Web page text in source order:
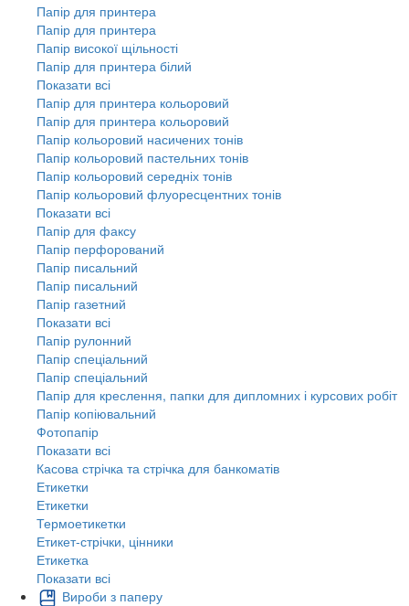
Папір для принтера
Папір для принтера
Папір високої щільності
Папір для принтера білий
Показати всі
Папір для принтера кольоровий
Папір для принтера кольоровий
Папір кольоровий насичених тонів
Папір кольоровий пастельних тонів
Папір кольоровий середніх тонів
Папір кольоровий флуоресцентних тонів
Показати всі
Папір для факсу
Папір перфорований
Папір писальний
Папір писальний
Папір газетний
Показати всі
Папір рулонний
Папір спеціальний
Папір спеціальний
Папір для креслення, папки для дипломних і курсових робіт
Папір копіювальний
Фотопапір
Показати всі
Касова стрічка та стрічка для банкоматів
Етикетки
Етикетки
Термоетикетки
Етикет-стрічки, цінники
Етикетка
Показати всі
Вироби з паперу